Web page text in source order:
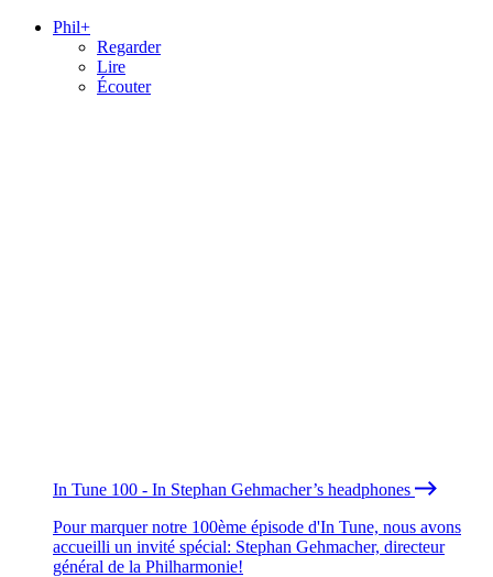
Phil+
Regarder
Lire
Écouter
In Tune 100 - In Stephan Gehmacher’s headphones
Pour marquer notre 100ème épisode d'In Tune, nous avons
accueilli un invité spécial: Stephan Gehmacher, directeur
général de la Philharmonie!